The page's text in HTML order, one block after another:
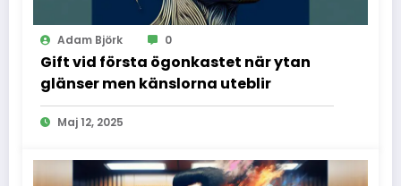
Adam Björk 0
Gift vid första ögonkastet när ytan
glänser men känslorna uteblir
Maj 12, 2025